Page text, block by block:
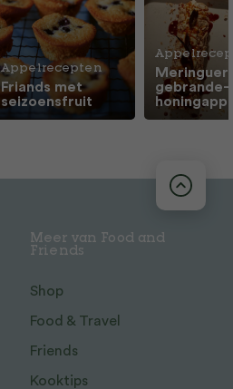
Appelrecepten
Friands met
seizoensfruit
gebrande-
Meer van Food and
Friends
Shop
Food & Travel
Friends
Kooktips